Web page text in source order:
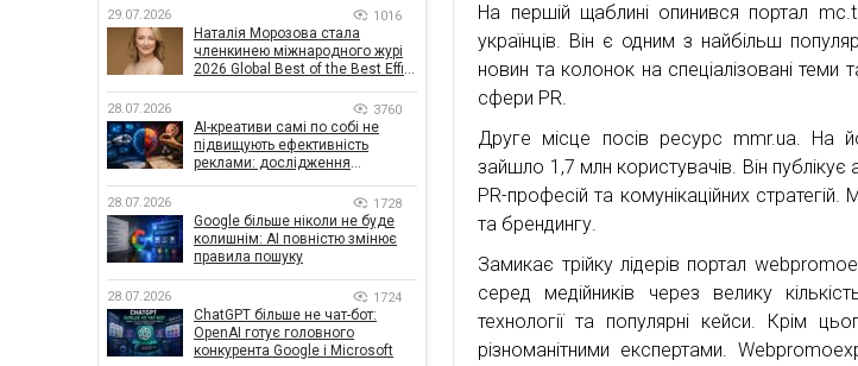
На першій щаблині опинився портал
українців. Він є одним з найбільш
новин та колонок на спеціалізовані теми
сфери PR.
Друге місце посів ресурс mmr.ua. На
зайшло 1,7 млн користувачів. Він публікує
PR-професій та комунікаційних
та брендингу.
Замикає трійку лідерів портал
серед медійників через велику
технології та популярні кейси. Крім
різноманітними експертами.
29.07.2026 1016
Наталія Морозова стала
членкинею міжнародного журі
2026 Global Best of the Best Effie
28.07.2026 3760
AI-креативи самі по собі не
підвищують ефективність
реклами: дослідження
впливає на ефективність
кампаній
28.07.2026 1728
Google більше ніколи не буде
колишнім: AI повністю змінює
правила пошуку
28.07.2026 1724
ChatGPT більше не чат-бот:
OpenAI готує головного
конкурента Google і Microsoft